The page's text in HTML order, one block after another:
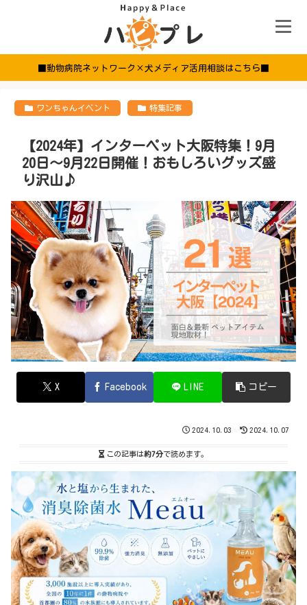
■動物病院ネットワーク×犬メディア活用相談はこちら■
ワンちゃんイベント 特集記事
【2024年】インターペット大阪特集！9月
20日～9月22日開催！おもしろいグッズ盛
り沢山♪
X Facebook LINE コピー
2024.10.03 2024.10.07
この記事は約7分で読めます。